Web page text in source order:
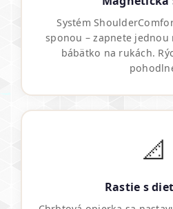
Systém
sponou – zapnete
bábätko na rukách.
📐
Rastie s